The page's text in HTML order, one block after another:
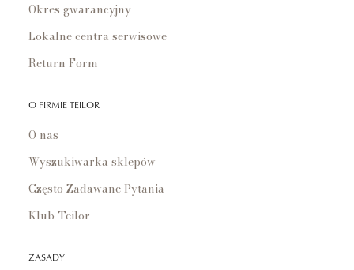
Okres gwarancyjny
Lokalne centra serwisowe
Return Form
O FIRMIE TEILOR
O nas
Wyszukiwarka sklepów
Często Zadawane Pytania
Klub Teilor
ZASADY